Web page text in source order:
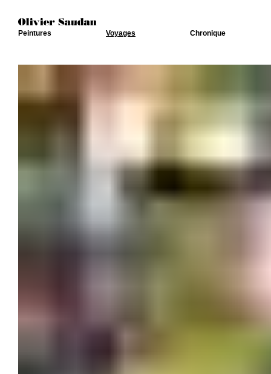
Peintures Voyages Chronique